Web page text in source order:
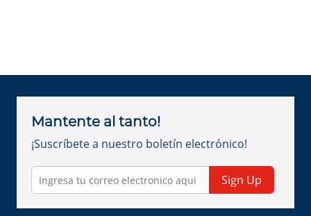
Mantente al tanto!
¡Suscríbete a nuestro boletín electrónico!
Sign Up